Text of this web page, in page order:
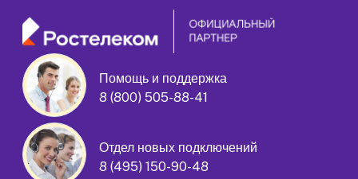
Помощь и поддержка
8 (800) 505-88-41
Отдел новых подключений
8 (495) 150-90-48
улица Гастелло дом 37
Домашний интернет